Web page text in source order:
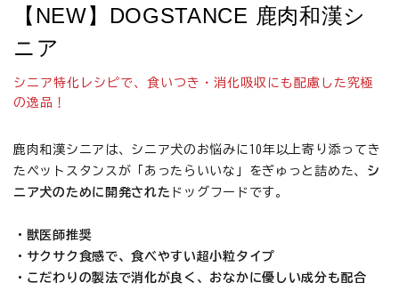
【NEW】DOGSTANCE 鹿肉和漢シ
ニア
シニア特化レシピで、食いつき・消化吸収にも配慮した究極
の逸品！
鹿肉和漢シニアは、シニア犬のお悩みに10年以上寄り添ってき
たペットスタンスが「あったらいいな」をぎゅっと詰めた、 シ
ニア犬のために開発された ドッグフードです。
・獣医師推奨
・サクサク食感で、食べやすい超小粒タイプ
・こだわりの製法で消化が良く、おなかに優しい成分も配合